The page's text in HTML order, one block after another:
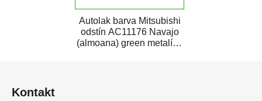
Autolak barva Mitsubishi
odstín AC11176 Navajo
(almoana) green metalíza
Kontakt